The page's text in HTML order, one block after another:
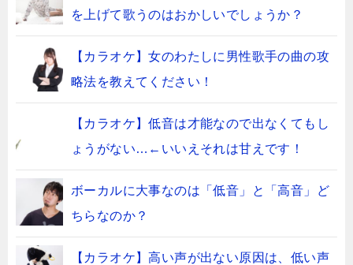
を上げて歌うのはおかしいでしょうか？
【カラオケ】女のわたしに男性歌手の曲の攻
略法を教えてください！
【カラオケ】低音は才能なので出なくてもし
ょうがない…←いいえそれは甘えです！
ボーカルに大事なのは「低音」と「高音」ど
ちらなのか？
【カラオケ】高い声が出ない原因は、低い声